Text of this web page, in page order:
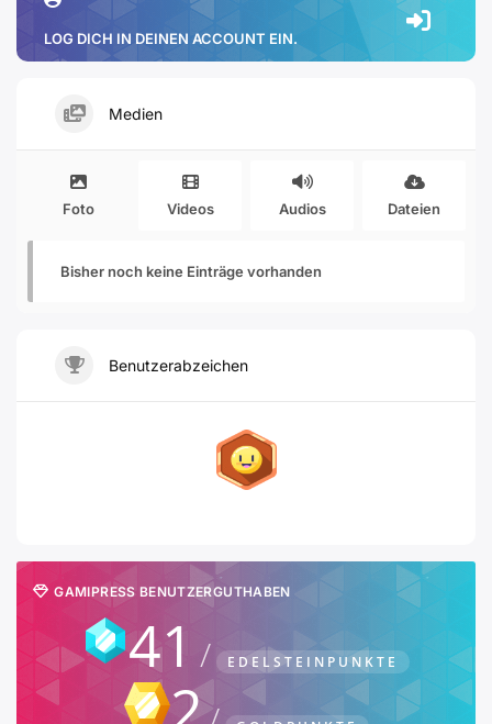
LOG DICH IN DEINEN ACCOUNT EIN.
Medien
Foto Videos Audios Dateien
Bisher noch keine Einträge vorhanden
Benutzerabzeichen
GAMIPRESS BENUTZERGUTHABEN
41 EDELSTEINPUNKTE